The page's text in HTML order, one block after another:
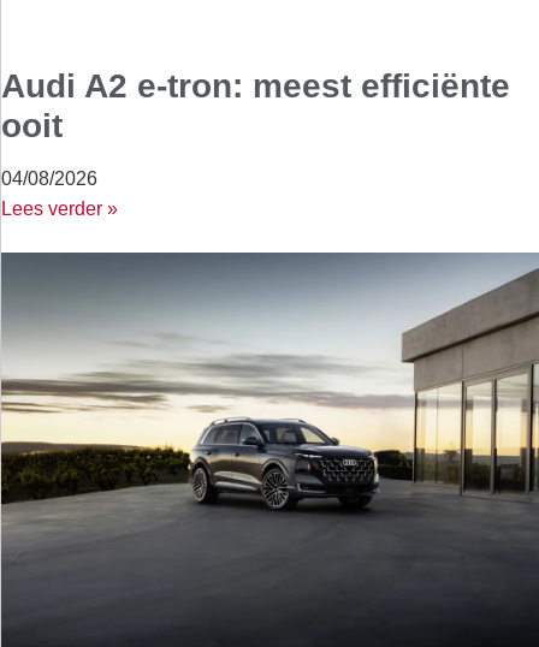
Audi A2 e-tron: meest efficiënte
ooit
04/08/2026
Lees verder »